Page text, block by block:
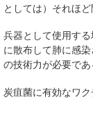
としては）それほど
兵器として使用す
に散布して肺に感
の技術力が必要であ
炭疽菌に有効なワク